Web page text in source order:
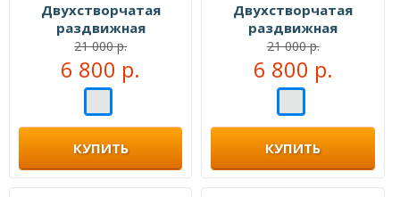
Двухстворчатая
раздвижная
перегородка №109555
21 000 р.
6 800 р.
КУПИТЬ
Двухстворчатая
раздвижная
перегородка №109999
21 000 р.
6 800 р.
КУПИТЬ